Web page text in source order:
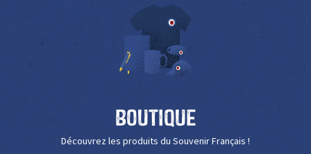
Boutique
Découvrez les produits du Souvenir Français !